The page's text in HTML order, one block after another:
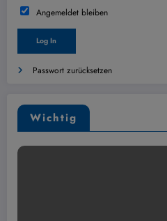
Angemeldet bleiben
Passwort zurücksetzen
Wichtig